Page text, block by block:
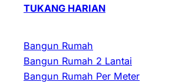
TUKANG HARIAN
Bangun Rumah
Bangun Rumah 2 Lantai
Bangun Rumah Per Meter